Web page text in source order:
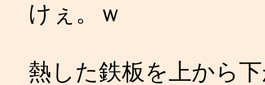
けぇ。ｗ
熱した鉄板を上から